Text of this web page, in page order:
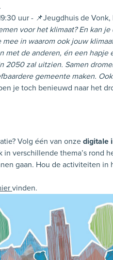
uur - 📌Jeugdhuis de Vonk,
voor het klimaat? En kan
in waarom ook jouw
met de anderen, én een
2050 zal uitzien. Samen
gemeente maken.
je toch benieuwd naar het
Volg één van onze digitale
in verschillende thema’s rond
gaan. Hou de activiteiten
vinden.